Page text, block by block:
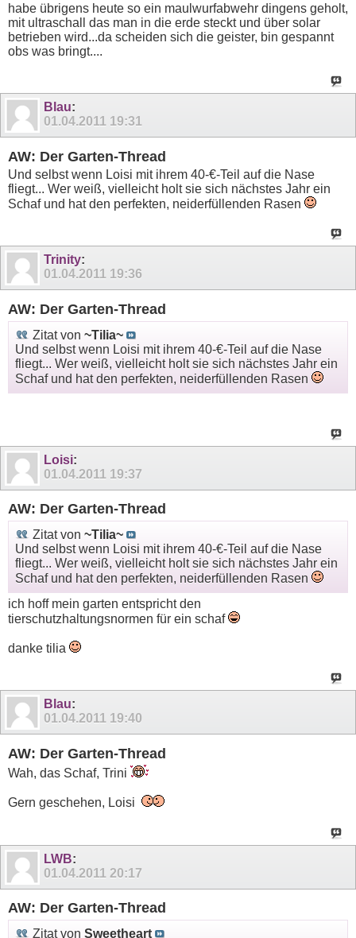
habe übrigens heute so ein maulwurfabwehr dingens geholt,
mit ultraschall das man in die erde steckt und über solar
betrieben wird...da scheiden sich die geister, bin gespannt
obs was bringt....
Blau:
01.04.2011 19:31
AW: Der Garten-Thread
Und selbst wenn Loisi mit ihrem 40-€-Teil auf die Nase
fliegt... Wer weiß, vielleicht holt sie sich nächstes Jahr ein
Schaf und hat den perfekten, neiderfüllenden Rasen
Trinity:
01.04.2011 19:36
AW: Der Garten-Thread
Zitat von ~Tilia~
Und selbst wenn Loisi mit ihrem 40-€-Teil auf die Nase
fliegt... Wer weiß, vielleicht holt sie sich nächstes Jahr ein
Schaf und hat den perfekten, neiderfüllenden Rasen
Loisi:
01.04.2011 19:37
AW: Der Garten-Thread
Zitat von ~Tilia~
Und selbst wenn Loisi mit ihrem 40-€-Teil auf die Nase
fliegt... Wer weiß, vielleicht holt sie sich nächstes Jahr ein
Schaf und hat den perfekten, neiderfüllenden Rasen
ich hoff mein garten entspricht den
tierschutzhaltungsnormen für ein schaf
danke tilia
Blau:
01.04.2011 19:40
AW: Der Garten-Thread
Wah, das Schaf, Trini
Gern geschehen, Loisi
LWB:
01.04.2011 20:17
AW: Der Garten-Thread
Zitat von Sweetheart